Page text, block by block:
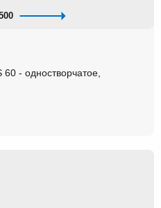
- одностворчатое,